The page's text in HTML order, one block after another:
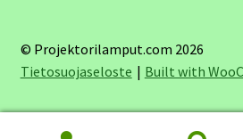
© Projektorilamput.com 2026
Tietosuojaseloste
Built with